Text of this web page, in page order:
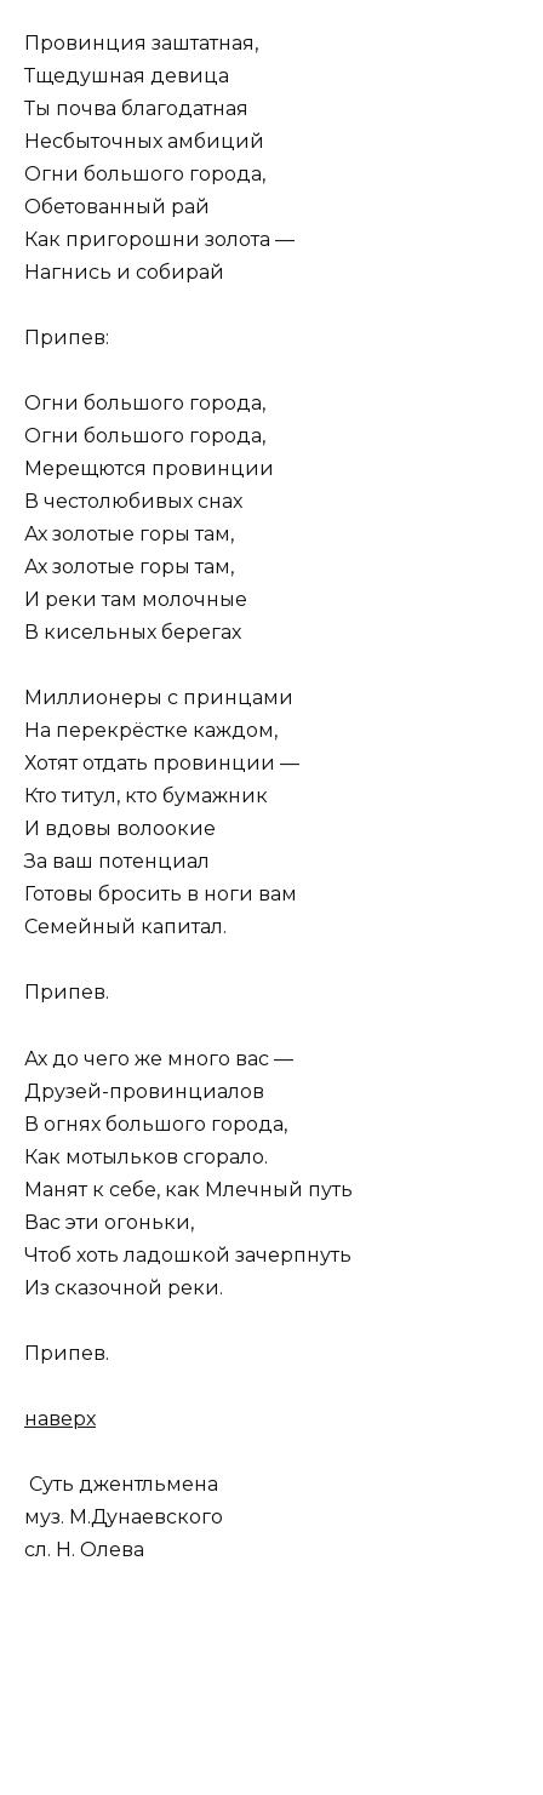
Провинция заштатная,
Тщедушная девица
Ты почва благодатная
Несбыточных амбиций
Огни большого города,
Обетованный рай
Как пригорошни золота —
Нагнись и собирай
Припев:
Огни большого города,
Огни большого города,
Мерещются провинции
В честолюбивых снах
Ах золотые горы там,
Ах золотые горы там,
И реки там молочные
В кисельных берегах
Миллионеры с принцами
На перекрёстке каждом,
Хотят отдать провинции —
Кто титул, кто бумажник
И вдовы волоокие
За ваш потенциал
Готовы бросить в ноги вам
Семейный капитал.
Припев.
Ах до чего же много вас —
Друзей-провинциалов
В огнях большого города,
Как мотыльков сгорало.
Манят к себе, как Млечный путь
Вас эти огоньки,
Чтоб хоть ладошкой зачерпнуть
Из сказочной реки.
Припев.
наверх
Суть джентльмена
муз. М.Дунаевского
сл. Н. Олева